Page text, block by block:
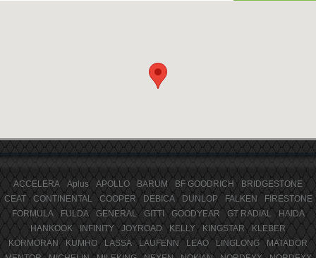
ACCELERA Aplus APOLLO BARUM BF GOODRICH
BRIDGESTONE
CEAT
CONTINENTAL COOPER DEBICA DUNLOP FALKEN
FIRESTONE
FORMULA
FULDA GENERAL GITTI GOODYEAR GT RADIAL
HAIDA
HANKOOK
INFINITY JOYROAD KELLY KINGSTAR
KLEBER
KORMORAN
KUMHO LASSA LAUFENN LEAO LINGLONG
MATADOR